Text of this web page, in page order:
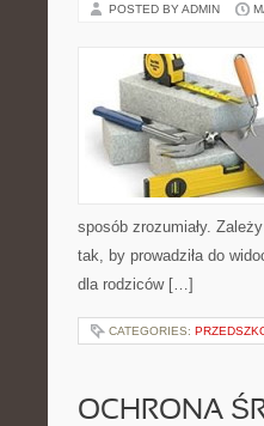
POSTED BY ADMIN
sposób zrozumiały.
tak, by prowadziła do
dla rodziców […]
CATEGORIES:
OCHRONA